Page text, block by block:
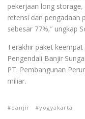
pekerjaan long
retensi dan pengadaan
sebesar 77%,” ungkap
Terakhir paket
Pengendali Banjir
PT. Pembangunan
miliar.
banjir yogyakarta